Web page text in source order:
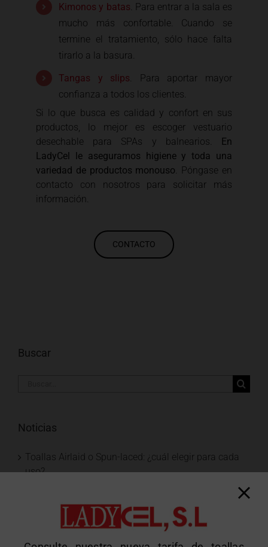
Kimonos y batas. Para entrar a la sala es
mucho más confortable. Cuando se
termine el tratamiento, sólo hace falta
tirarlo a la basura.
Tangas y slips. Para aportar mayor
confianza a todos los clientes.
Si lo que busca es calidad y confort en sus
productos, lo mejor es escoger vestuario
desechable para SPAs y balnearios. En
LadyCel le aseguramos higiene y toda una
variedad de productos monouso . Póngase en
contacto con nosotros para solicitar más
información.
CONTACTO
Buscar
Noticias
Toallas Airlaid o Spun-laced: ¿cuál elegir para cada
uso?
Papel camilla bicapa tissue: la opción más suave